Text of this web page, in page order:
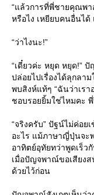
“แล้วการที่พี่ชายคุณพา
หรือไง เหยียบคนอื่นได้
“ว่าไงนะ!”
“เดี๋ยวค่ะ หยุด หยุด!”
ปล่อยไปเรื่องได้ลุกลา
พบสิงห์แท้ๆ “ฉันว่าเรา
ชอบรอยยิ้มใช่ไหมคะ
“จริงครับ” ปัฐน์ไม่ค่อย
อะไร แม้ภาษาญี่ปุ่นจะ
อาทิตย์อุทัยทว่าพูดเร็ว
เมื่อปัญจพาณ์ขอเสียง
ด้วยไว้ก่อน